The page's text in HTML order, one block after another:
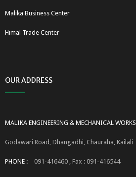
Malika Business Center
Himal Trade Center
OUR ADDRESS
MALIKA ENGINEERING & MECHANICAL WORKS
Godawari Road, Dhangadhi, Chauraha, Kailali
PHONE : 091-416460 , Fax : 091-416544